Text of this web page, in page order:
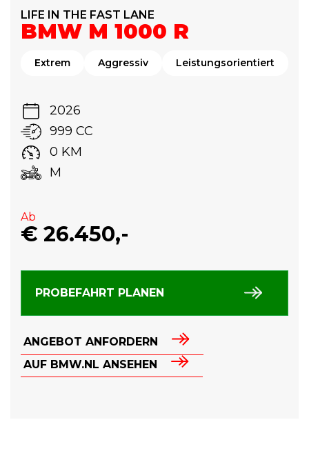
LIFE IN THE FAST LANE
BMW M 1000 R
Extrem Aggressiv Leistungsorientiert
2026
999 CC
0 KM
M
Ab
€ 26.450,-
PROBEFAHRT PLANEN
ANGEBOT ANFORDERN
AUF BMW.NL ANSEHEN